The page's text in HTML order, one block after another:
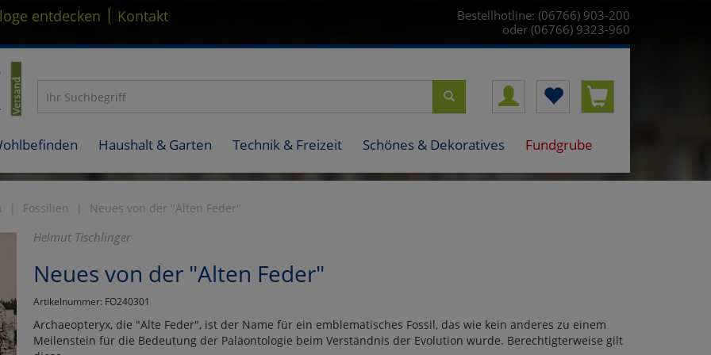
entdecken | Kontakt
Bestellhotline: (06766) 903-200
oder (06766) 9323-960
Haushalt & Garten Technik & Freizeit Schönes & Dekoratives Fundgrube
Fossilien Neues von der "Alten Feder"
Helmut Tischlinger
Neues von der "Alten Feder"
Artikelnummer: FO240301
Archaeopteryx, die "Alte Feder", ist der Name für ein emblematisches Fossil, das wie kein anderes zu einem
Meilenstein für die Bedeutung der Paläontologie beim Verständnis der Evolution wurde. Berechtigterweise gilt